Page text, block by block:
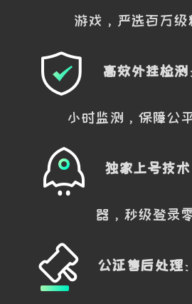
游戏，严选百万级
高效外挂检测
小时监测，保障公
独家上号技术
器，秒级登录
公证售后处理